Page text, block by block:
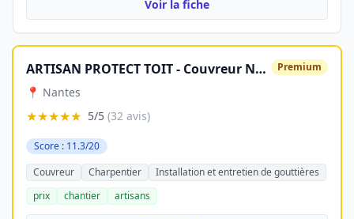
Voir la fiche
ARTISAN PROTECT TOIT - Couvreur Nantes Premium
📍 Nantes
★★★★★ 5/5 (32 avis)
Score : 11.3/20
Couvreur
Charpentier
Installation et entretien de gouttières
prix
chantier artisans